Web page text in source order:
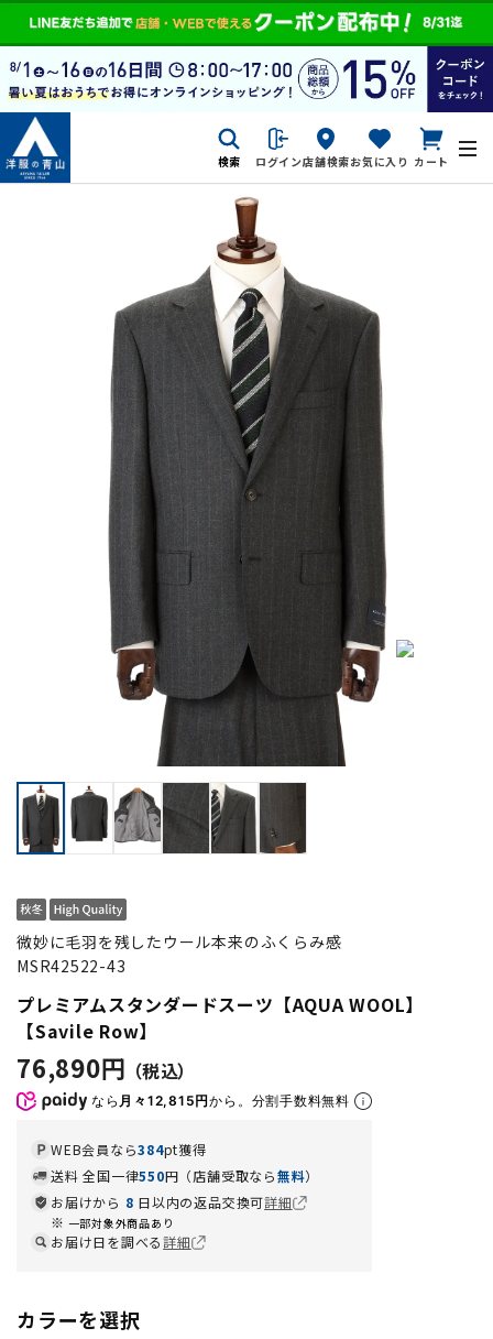
検索 ログイン店舗検索お気に入り カート
微妙に毛羽を残したウール本来のふくらみ感
MSR42522-43
プレミアムスタンダードスーツ【AQUA WOOL】
【Savile Row】
76,890円
なら 月々12,815円から。分割手数料無料
WEB会員なら384pt獲得
送料 全国一律550円（店舗受取なら無料）
お届けから 8 日以内の返品交換可詳細
一部対象外商品あり
お届け日を調べる詳細
カラーを選択